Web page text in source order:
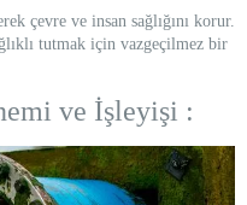
çevre ve insan sağlığını korur.
tutmak için vazgeçilmez bir
ve İşleyişi :